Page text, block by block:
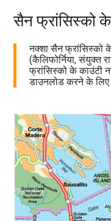
सैन फ्रांसिस्को
नक्शा सैन फ्रांसिस्को
(कैलिफोर्निया, संयुक्त
फ्रांसिस्को के काउंटी
डाउनलोड करने के लिए